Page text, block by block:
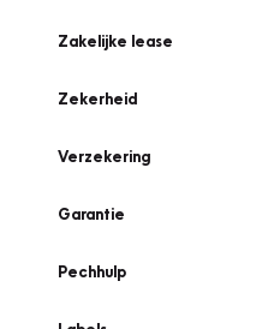
Zakelijke lease
Zekerheid
Verzekering
Garantie
Pechhulp